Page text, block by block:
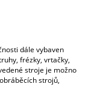
dále vybaven
frézky, vrtačky,
stroje je možno
strojů,